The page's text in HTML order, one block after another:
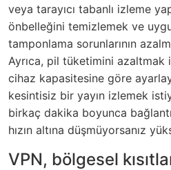
veya tarayıcı tabanlı izleme
önbelleğini temizlemek ve
tamponlama sorunlarının
Ayrıca, pil tüketimini
cihaz kapasitesine göre
kesintisiz bir yayın izlemek
birkaç dakika boyunca
hızın altına düşmüyorsanız
VPN, bölgesel